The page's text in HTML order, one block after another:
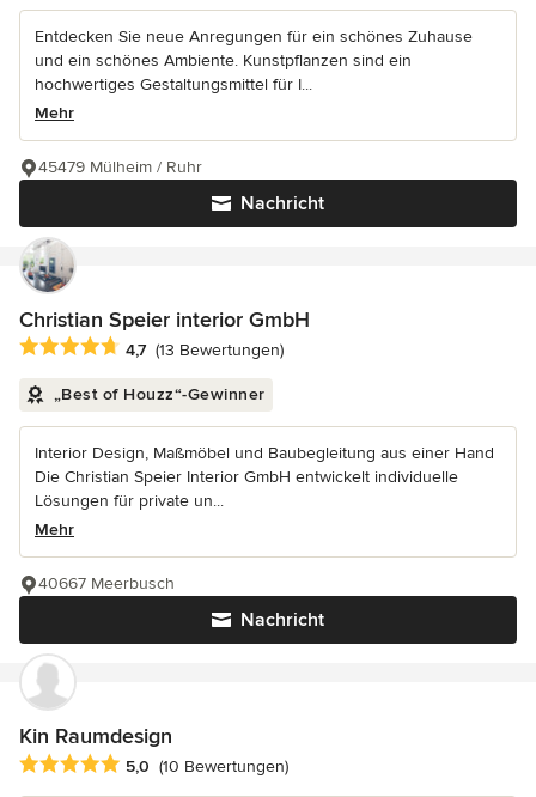
Entdecken Sie neue Anregungen für ein schönes Zuhause
und ein schönes Ambiente. Kunstpflanzen sind ein
hochwertiges Gestaltungsmittel für I...
Mehr
Nachricht
45479 Mülheim / Ruhr
Christian Speier interior GmbH
Durchschnittliche Bewertung: 4.7 von 5 Sternen
4,7 (13 Bewertungen)
„Best of Houzz“-Gewinner
Interior Design, Maßmöbel und Baubegleitung aus einer Hand
Die Christian Speier Interior GmbH entwickelt individuelle
Lösungen für private un...
Mehr
Nachricht
40667 Meerbusch
Kin Raumdesign
Durchschnittliche Bewertung: 5 von 5 Sternen
5,0 (10 Bewertungen)